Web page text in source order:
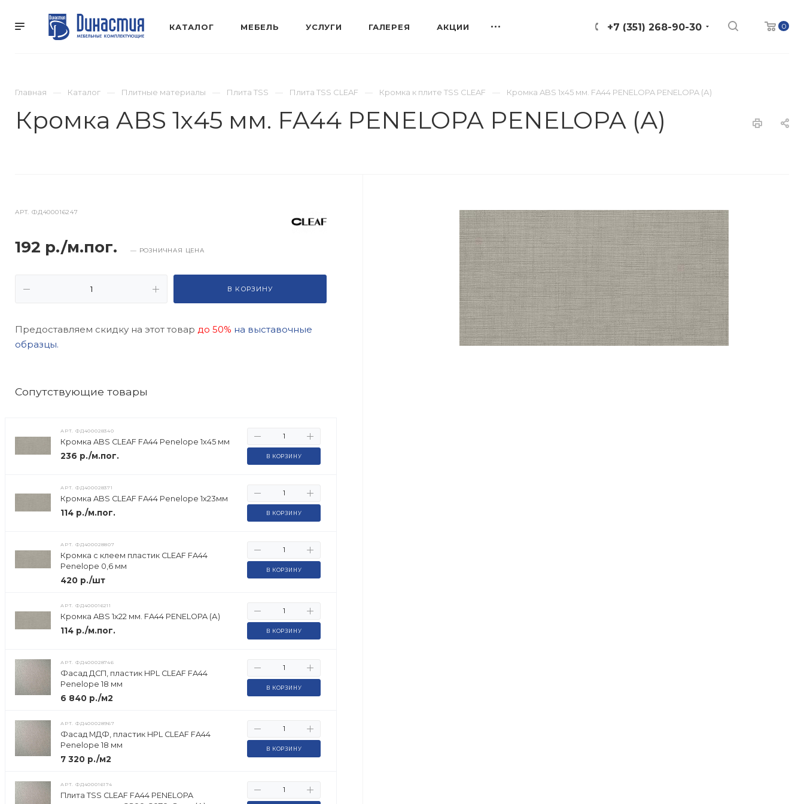
0
+7 (351) 268-90-30
КАТАЛОГ МЕБЕЛЬ УСЛУГИ ГАЛЕРЕЯ АКЦИИ
Главная Каталог Плитные материалы Плита TSS Плита TSS CLEAF Кромка к плите TSS CLEAF Кромка ABS 1х45 мм. FA44 PENELOPA PENELOPA (А)
Кромка ABS 1х45 мм. FA44 PENELOPA PENELOPA (А)
АРТ.ФД400016247
192 р./м.пог. — РОЗНИЧНАЯ ЦЕНА
В КОРЗИНУ
Предоставляем скидку на этот товар до 50% на выставочные
образцы.
Cопутствующие товары
АРТ.ФД400028340
Кромка ABS CLEAF FA44 Penelope 1х45 мм
236 р./м.пог. В КОРЗИНУ
АРТ.ФД400028371
Кромка ABS CLEAF FA44 Penelope 1х23мм
114 р./м.пог. В КОРЗИНУ
АРТ.ФД400028807
Кромка с клеем пластик CLEAF FA44
Penelope 0,6 мм
420 р./шт
В КОРЗИНУ
АРТ.ФД400016211
Кромка ABS 1х22 мм. FA44 PENELOPA (А)
114 р./м.пог. В КОРЗИНУ
АРТ.ФД400028746
Фасад ДСП, пластик HPL CLEAF FA44
Penelope 18 мм
6 840 р./м2
В КОРЗИНУ
АРТ.ФД400028967
Фасад МДФ, пластик HPL CLEAF FA44
Penelope 18 мм
7 320 р./м2
В КОРЗИНУ
АРТ.ФД400016174
Плита TSS CLEAF FA44 PENELOPA